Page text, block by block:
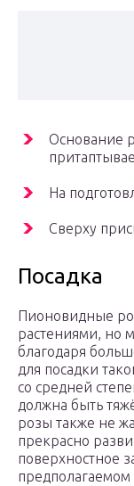
Основание
На
Сверху
Посадка
Пионовидные
растениями, но
благодаря
для посадки
со средней
должна быть
розы также не
прекрасно
поверхностное
предполагаемом